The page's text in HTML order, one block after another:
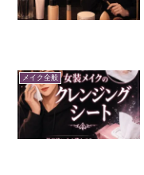
メイク全般